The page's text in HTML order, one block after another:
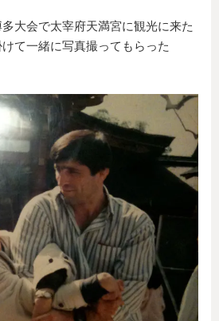
大会で太宰府天満宮に観光に来た
て一緒に写真撮ってもらった